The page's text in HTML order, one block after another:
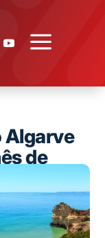
a
Algarve
de